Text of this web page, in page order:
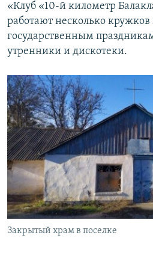
«Клуб «10-й километр
работают несколько
государственным
утренники и дискотеки.
Закрытый храм в поселке